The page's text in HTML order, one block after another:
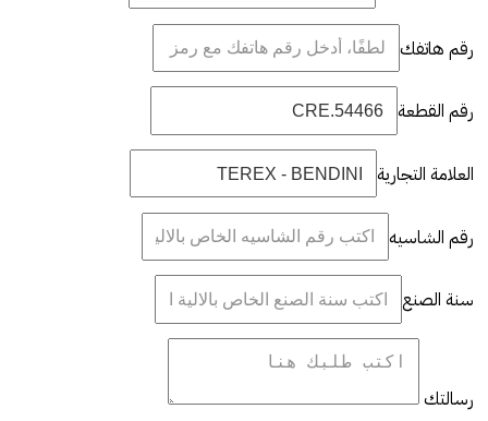
رقم هاتفك
رقم القطعة
العلامة التجارية
رقم الشاسيه
سنة الصنع
رسالتك